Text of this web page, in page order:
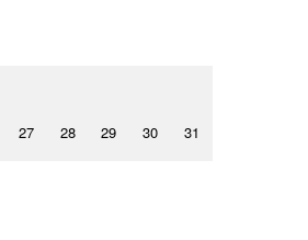
27 28 29 30 31